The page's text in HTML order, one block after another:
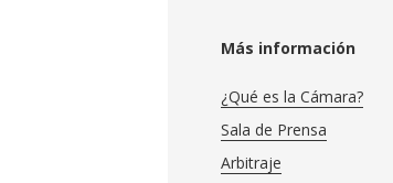
Más información
¿Qué es la Cámara?
Sala de Prensa
Arbitraje